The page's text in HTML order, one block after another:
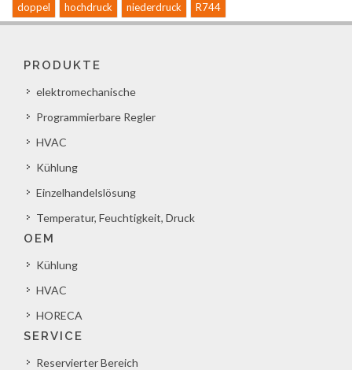
doppel
hochdruck niederdruck R744
PRODUKTE
elektromechanische
Programmierbare Regler
HVAC
Kühlung
Einzelhandelslösung
Temperatur, Feuchtigkeit, Druck
OEM
Kühlung
HVAC
HORECA
SERVICE
Reservierter Bereich